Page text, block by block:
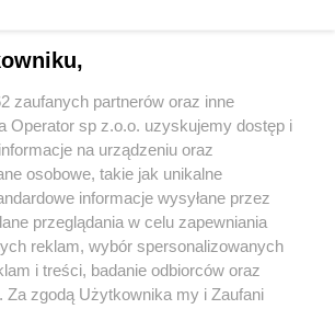
lokalnych
prywatności regulamin korzystania z portali
Skontaktuj się z nami
zaufanych partnerów oraz inne
Operator sp z.o.o. uzyskujemy dostęp i
na urządzeniu oraz
osobowe, takie jak unikalne
informacje wysyłane przez
przeglądania w celu zapewniania
reklam, wybór spersonalizowanych
i treści, badanie odbiorców oraz
Za zgodą Użytkownika my i Zaufani